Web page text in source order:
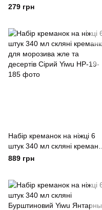
(мл) креманка для десертів,
279 грн
Набір креманок на ніжці 6
штук 340 мл скляні креманки
для морозива жле та
889 грн